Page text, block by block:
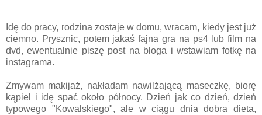
Idę do pracy, rodzina zostaje w domu, wracam, kiedy jest już
ciemno. Prysznic, potem jakaś fajna gra na ps4 lub film na
dvd, ewentualnie piszę post na bloga i wstawiam fotkę na
instagrama.
Zmywam makijaż, nakładam nawilżającą maseczkę, biorę
kąpiel i idę spać około północy. Dzień jak co dzień, dzień
typowego "Kowalskiego", ale w ciągu dnia dobra dieta,